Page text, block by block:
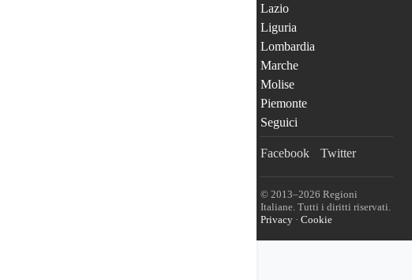
Lazio
Liguria
Lombardia
Marche
Molise
Piemonte
Seguici
Facebook Twitter
© 2013–2026 Regioni
Italiane. Tutti i diritti riservati.
Privacy · Cookie